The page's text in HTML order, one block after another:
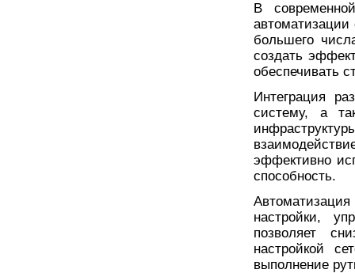
В
большего
создать
обеспечивать
Интеграция
систему, а
эффективно
способность.
настройки,
позволяет
настройкой
выполнение